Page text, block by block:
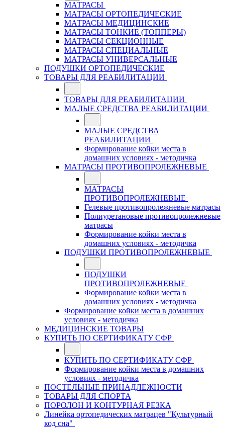
МАТРАСЫ
МАТРАСЫ ОРТОПЕДИЧЕСКИЕ
МАТРАСЫ МЕДИЦИНСКИЕ
МАТРАСЫ ТОНКИЕ (ТОППЕРЫ)
МАТРАСЫ СЕКЦИОННЫЕ
МАТРАСЫ СПЕЦИАЛЬНЫЕ
МАТРАСЫ УНИВЕРСАЛЬНЫЕ
ПОДУШКИ ОРТОПЕДИЧЕСКИЕ
ТОВАРЫ ДЛЯ РЕАБИЛИТАЦИИ
ТОВАРЫ ДЛЯ РЕАБИЛИТАЦИИ
МАЛЫЕ СРЕДСТВА РЕАБИЛИТАЦИИ
МАЛЫЕ СРЕДСТВА
РЕАБИЛИТАЦИИ
Формирование койки места в
домашних условиях - методичка
МАТРАСЫ ПРОТИВОПРОЛЕЖНЕВЫЕ
МАТРАСЫ
ПРОТИВОПРОЛЕЖНЕВЫЕ
Гелевые противопролежневые матрасы
Полиуретановые противопролежневые
матрасы
Формирование койки места в
домашних условиях - методичка
ПОДУШКИ ПРОТИВОПРОЛЕЖНЕВЫЕ
ПОДУШКИ
ПРОТИВОПРОЛЕЖНЕВЫЕ
Формирование койки места в
домашних условиях - методичка
Формирование койки места в домашних
условиях - методичка
МЕДИЦИНСКИЕ ТОВАРЫ
КУПИТЬ ПО СЕРТИФИКАТУ СФР
КУПИТЬ ПО СЕРТИФИКАТУ СФР
Формирование койки места в домашних
условиях - методичка
ПОСТЕЛЬНЫЕ ПРИНАДЛЕЖНОСТИ
ТОВАРЫ ДЛЯ СПОРТА
ПОРОЛОН И КОНТУРНАЯ РЕЗКА
Линейка ортопедических матрацев "Культурный
код сна"